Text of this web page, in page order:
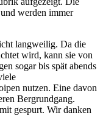
werden immer
langweilig. Da die
wird, kann sie von
sogar bis spät abends
nutzen. Eine davon
Bergrundgang.
gespurt. Wir danken